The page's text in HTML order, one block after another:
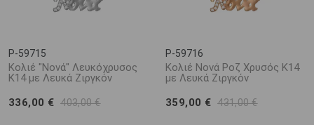
P-59715
Κολιέ "Νονά" Λευκόχρυσος
Κ14 με Λευκά Ζιργκόν
336,00 € 403,00 €
P-59716
Κολιέ Νονά Ροζ Χρυσός Κ14
με Λευκά Ζιργκόν
359,00 € 431,00 €